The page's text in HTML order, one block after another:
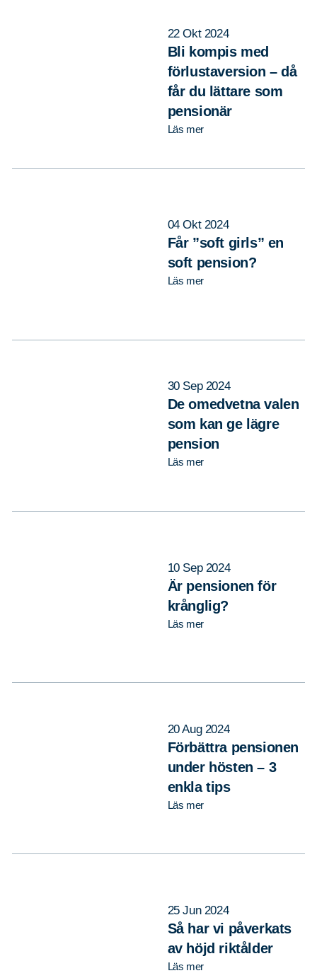
22 Okt 2024
Bli kompis med
förlustaversion – då
får du lättare som
pensionär
Läs mer
04 Okt 2024
Får ”soft girls” en
soft pension?
Läs mer
30 Sep 2024
De omedvetna valen
som kan ge lägre
pension
Läs mer
10 Sep 2024
Är pensionen för
krånglig?
Läs mer
20 Aug 2024
Förbättra pensionen
under hösten – 3
enkla tips
Läs mer
25 Jun 2024
Så har vi påverkats
av höjd riktålder
Läs mer